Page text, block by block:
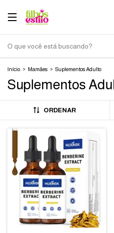
Início > Mamães > Suplementos Adulto
Suplementos
ORDENAR